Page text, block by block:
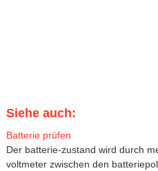
Siehe auch:
Batterie prüfen
Der batterie-zustand wird durch
voltmeter zwischen den